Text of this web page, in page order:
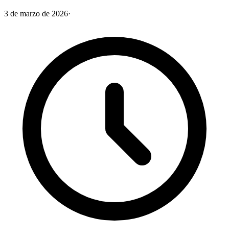
3 de marzo de 2026·